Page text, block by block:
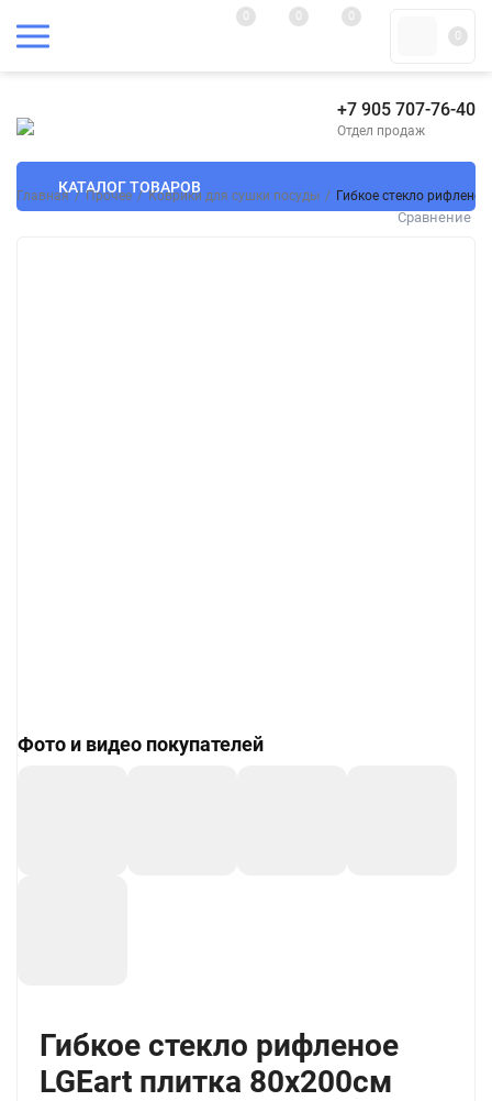
0 0
0
0
+7 905 707-76-40
Отдел продаж
КАТАЛОГ ТОВАРОВ
Главная / Прочее / Коврики для сушки посуды / Гибкое стекло
Сравнение
Фото и видео покупателей
Гибкое стекло рифленое
LGEart плитка 80x200см